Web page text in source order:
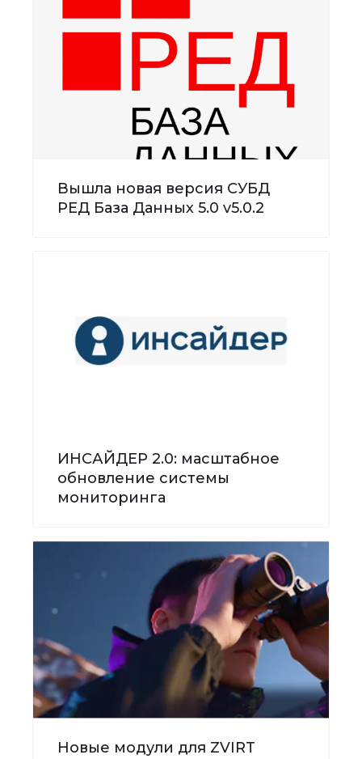
Вышла новая версия СУБД
РЕД База Данных 5.0 v5.0.2
ИНСАЙДЕР 2.0: масштабное
обновление системы
мониторинга
Новые модули для ZVIRT